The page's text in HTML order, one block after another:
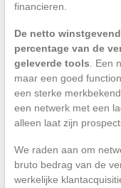
financieren.
De netto
percentage van de
geleverde tools . Een
maar een goed
een sterke
een netwerk met een
alleen laat zijn
We raden aan om
bruto bedrag van de
werkelijke